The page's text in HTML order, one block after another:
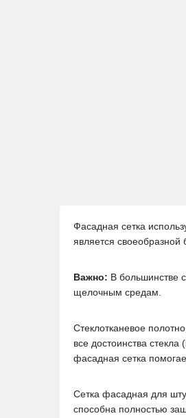
Фасадная сетка
является
Важно: В большинстве
щелочным средам.
Стеклотканевое
все достоинства
фасадная сетка
Сетка фасадная для
способна полностью